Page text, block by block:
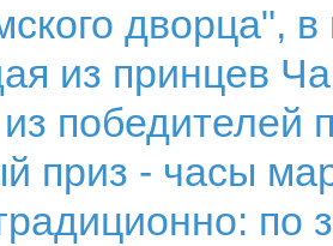
дворца",
из принцев
победителей
приз - часы
по